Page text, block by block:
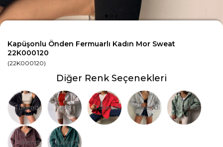
Kapüşonlu Önden Fermuarlı Kadın Mor Sweat
22K000120
(22K000120)
Diğer Renk Seçenekleri
Tükendi Tükendi Tükendi Tükendi Tükendi
Tükendi Tükendi